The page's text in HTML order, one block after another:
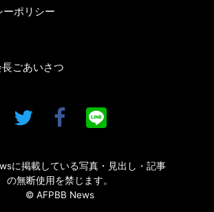
ーポリシー
ごあいさつ
に掲載している写真・見出し・記事
の無断使用を禁じます。
© AFPBB News